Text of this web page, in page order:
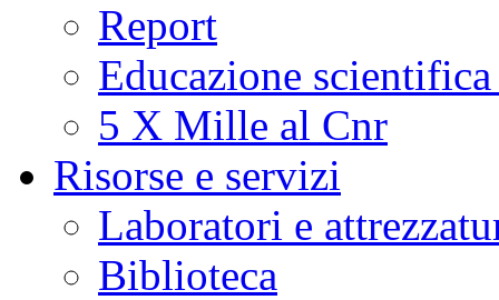
Report
Educazione
5 X Mille al Cnr
Risorse e servizi
Laboratori e
Biblioteca